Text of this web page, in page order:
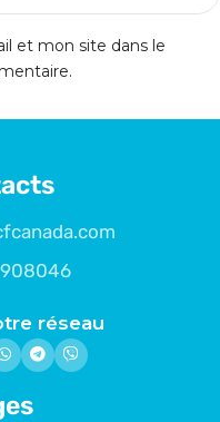
et mon site dans le
réseau